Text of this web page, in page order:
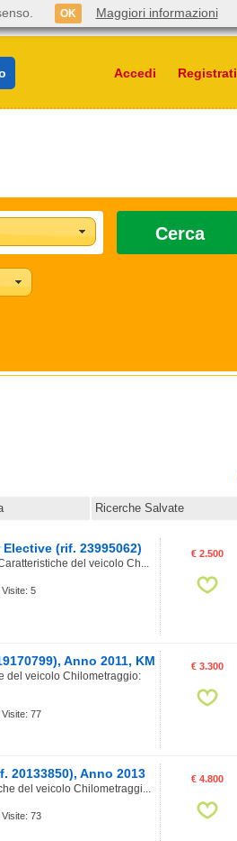
Accedi Registrati
Cerca
Ricerche Salvate
Elective (rif. 23995062)
del veicolo Ch...
5
€ 2.500
Anno 2011, KM
del veicolo Chilometraggio:
77
€ 3.300
20133850), Anno 2013
del veicolo Chilometraggi...
73
€ 4.800
OK Maggiori informazioni